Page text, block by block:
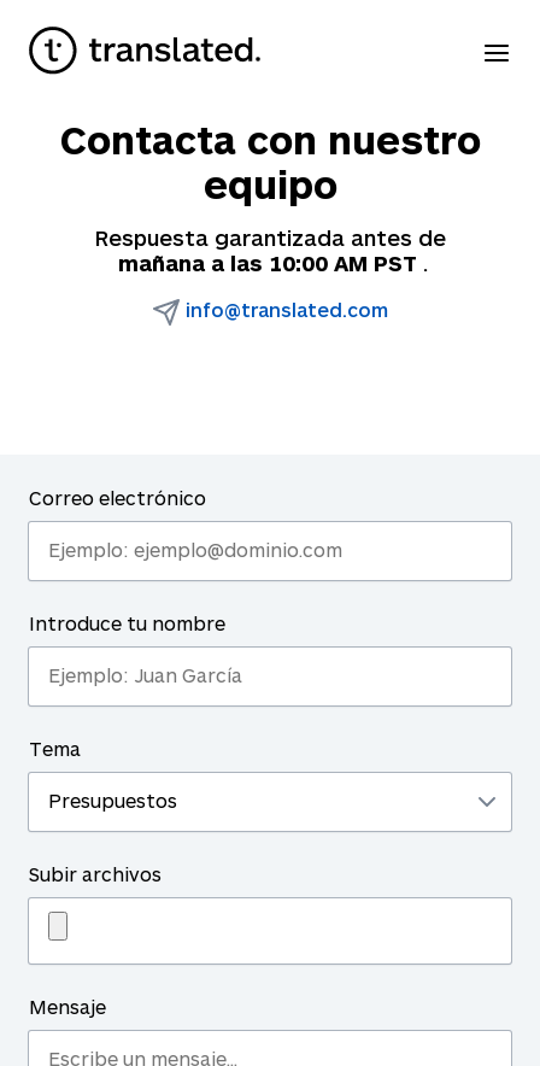
Contacta con nuestro
equipo
Respuesta garantizada antes de
mañana a las 10:00 AM PST .
info@translated.com
Correo electrónico
Introduce tu nombre
Tema
Subir archivos
Mensaje